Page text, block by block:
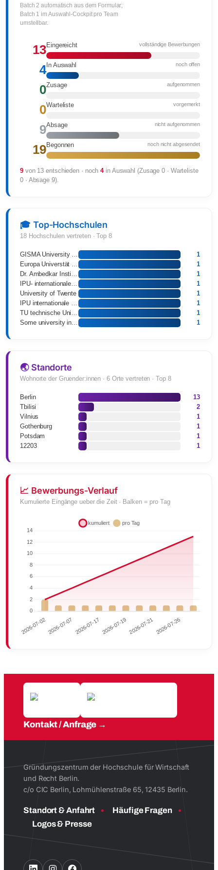
Batch 2 automatisch aus dem Formular;
Batch 1 im Auswahl-Cockpit pro Team
umstellbar.
13Eingereicht vollständige Bewerbungen
4 In Auswahl noch offen
0Zusage aufgenommen
0Warteliste vorgemerkt
9Absage nicht aufgenommen
19Begonnen noch nicht abgesendet
9von 13 entschieden · noch4in Auswahl (Zusage 0 · Warteliste
0 · Absage 9).
🎓 Top-Hochschulen
18 Hochschulen vertreten · Top 8
1
1
1
1
University of Twente
1
1
1
1
🌏 Standorte
Wohnorte der Gruender:innen · 6 Orte vertreten · Top 8
Berlin
13
Tbilisi
2
Vilnius
1
Gothenburg
1
Potsdam
1
12203
1
📈 Bewerbungs-Verlauf
Kumulierte Eingänge ueber die Zeit · Balken = pro Tag
Kontakt / Anfrage
Gründungszentrum der Hochschule für Wirtschaft
und Recht Berlin.
c/o CIC Berlin, Lohmühlenstraße 65, 12435 Berlin.
Standort & Anfahrt
Häufige Fragen
Logos & Presse